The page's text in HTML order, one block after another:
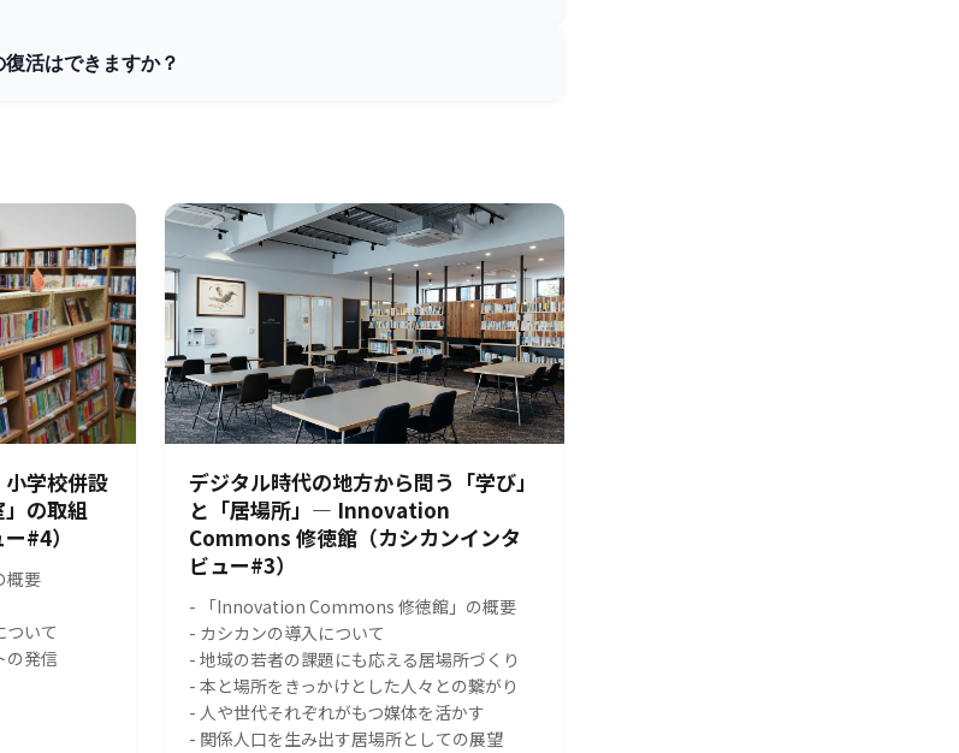
活はできますか？
学校併設
の取組
#4）
概要
ついて
の発信
デジタル時代の地方から問う「学び」
と「居場所」― Innovation
Commons 修徳館（カシカンインタ
ビュー#3）
- 「Innovation Commons 修徳館」の概要
- カシカンの導入について
- 地域の若者の課題にも応える居場所づくり
- 本と場所をきっかけとした人々との繋がり
- 人や世代それぞれがもつ媒体を活かす
- 関係人口を生み出す居場所としての展望